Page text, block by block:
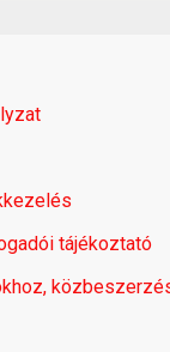
tájékoztató